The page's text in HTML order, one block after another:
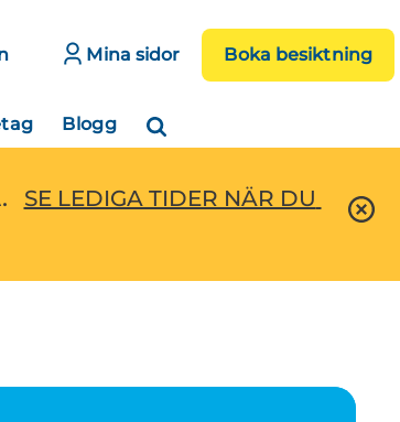
Mina sidor Boka besiktning
Blogg
SE LEDIGA TIDER NÄR DU